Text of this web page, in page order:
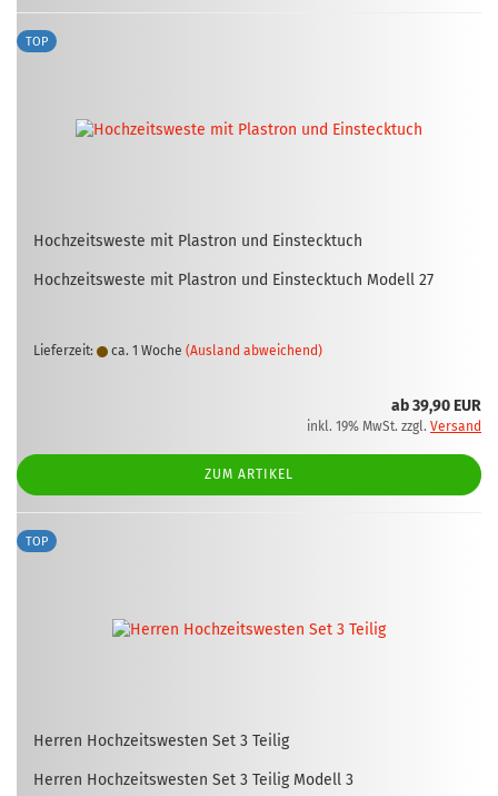
TOP
Hoch­zeits­wes­te mit Plas­tron und Ein­steck­tuch
Hoch­zeits­wes­te mit Plas­tron und Ein­steck­tuch Mo­dell 27
Lieferzeit: ca. 1 Woche (Ausland abweichend)
ab 39,90 EUR
inkl. 19% MwSt. zzgl. Versand
ZUM ARTIKEL
TOP
Her­ren Hoch­zeits­wes­ten Set 3 Tei­lig
Her­ren Hoch­zeits­wes­ten Set 3 Tei­lig Mo­dell 3